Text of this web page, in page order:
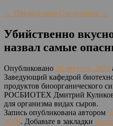
← Предыдущая Следующая →
Убийственно
назвал самые
Опубликовано 26 августа, 2024
Заведующий кафедрой
продуктов биоорганического
РОСБИОТЕХ Дмитрий Куликов
для организма видах сыров.
Запись опубликована автором
ЗОЖ. Добавьте в закладки